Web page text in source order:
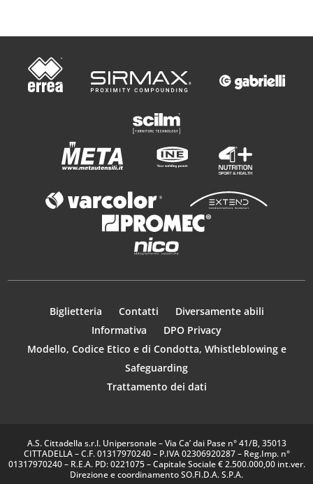
Biglietteria Contatti
Diversamente abili
Informativa
DPO Privacy
Modello, Codice Etico e di Condotta, Whistleblowing e
Safeguarding
Trattamento dei dati
A.S. Cittadella s.r.l. Unipersonale – Via Ca’ dai Pase n° 41/B, 35013
CITTADELLA – C.F. 01317970240 – P.IVA 02306920287 – Reg.Imp. n°
01317970240 – R.E.A. PD: 0221075 – Capitale Sociale € 2.500.000,00 int.ver.
Direzione e coordinamento SO.FI.D.A. S.P.A.